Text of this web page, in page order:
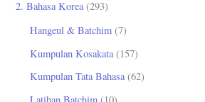
2. Bahasa Korea(293)
Hangeul & Batchim (7)
Kumpulan Kosakata (157)
Kumpulan Tata Bahasa(62)